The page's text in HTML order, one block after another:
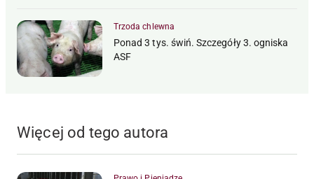
Trzoda chlewna
Ponad 3 tys. świń. Szczegóły 3. ogniska
ASF
Więcej od tego autora